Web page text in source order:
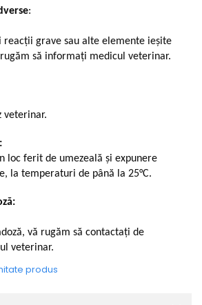
:
reacţii grave sau alte elemente ieșite
să informați medicul veterinar.
veterinar.
loc ferit de umezeală și expunere
la temperaturi de până la 25°C.
vă rugăm să contactați de
veterinar.
produs